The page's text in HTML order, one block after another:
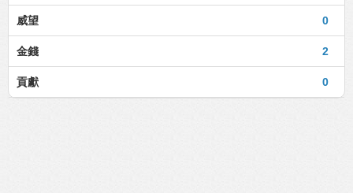
0
威望
2
金錢
0
貢獻